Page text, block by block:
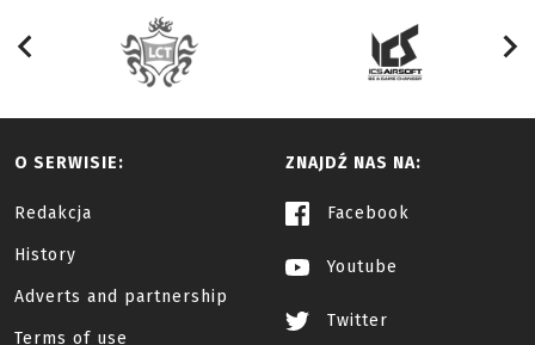
O SERWISIE:
Redakcja
History
Adverts and partnership
Terms of use
ZNAJDŹ NAS NA:
Facebook
Youtube
Twitter